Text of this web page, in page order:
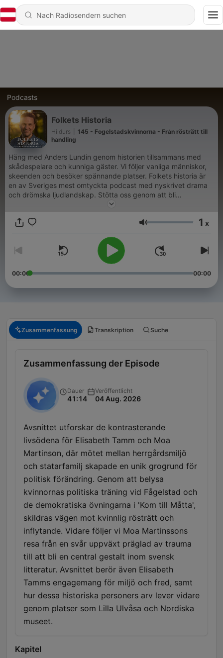
Podcasts
Folkets Historia
Hildurs
145 - Fogelstadskvinnorna - Från rösträtt till
handling
Häng med Anders Lundin genom historien tillsammans med
skådespelare och kunniga gäster. Vi följer vanliga människor,
skeenden och besöker spännande platser. Folkets historia är
en av Sveriges mest omtyckta podcast med nyskrivet drama
och drömska ljudlandskap. Stötta oss genom att bli
prenumerant och få tillgång till "Folkets Historia: Eftersnacket"
https://creators.spotify.com/pod/profile/hildurs9/subscribe
har problem med att bli prenumerant.
Lautstärke 1 x
00:00 00:00
Zusammenfassung Transkription Suche
Zusammenfassung der Episode
Dauer
41:14
Veröffentlicht
04 Aug. 2026
Avsnittet utforskar de kontrasterande
livsödena för Elisabeth Tamm och Moa
Martinson, där mötet mellan herrgårdsmiljö
och statarfamilj skapade en unik grogrund för
politisk förändring. Genom att belysa
kvinnornas politiska träning vid Fågelstad och
de demokratiska övningarna i 'Kom till Måtta',
skildras vägen mot kvinnlig rösträtt och
inflytande. Vidare följer vi Moa Martinssons
resa från en svår uppväxt präglad av trauma
till att bli en central gestalt inom svensk
litteratur. Avsnittet berör även Elisabeth
Tamms engagemang för miljö och fred, samt
hur dessa historiska personers arv lever vidare
genom platser som Lilla Ulvåsa och Nordiska
museet.
Kapitel